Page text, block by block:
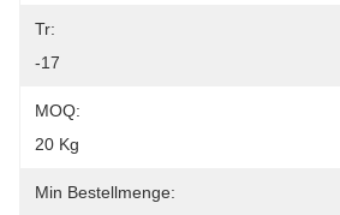
Tr:
-17
MOQ:
20 Kg
Min Bestellmenge: